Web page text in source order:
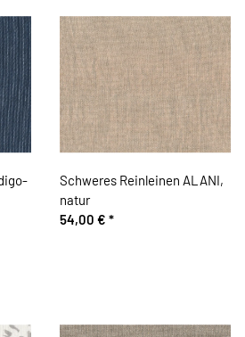
Schweres Reinleinen ALANI,
natur
54,00 € *